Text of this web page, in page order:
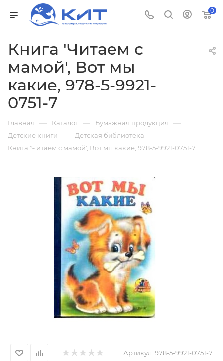
0
Книга 'Читаем с
мамой', Вот мы
какие, 978-5-9921-
0751-7
Главная — Каталог — Бумажная продукция —
Детские книги — Детская библиотека —
Книга 'Читаем с мамой', Вот мы какие, 978-5-9921-0751-7
Артикул: 978-5-9921-0751-7